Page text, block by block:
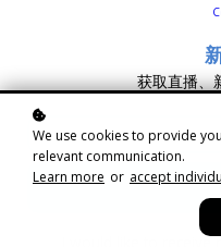
获取直播、
I would like to receive
We use cookies to provide
relevant communication.
Learn more or accept